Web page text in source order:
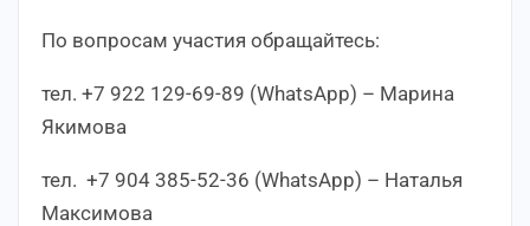
По вопросам участия обращайтесь:
тел. +7 922 129-69-89 (WhatsApp) – Марина
Якимова
тел. +7 904 385-52-36 (WhatsApp) – Наталья
Максимова